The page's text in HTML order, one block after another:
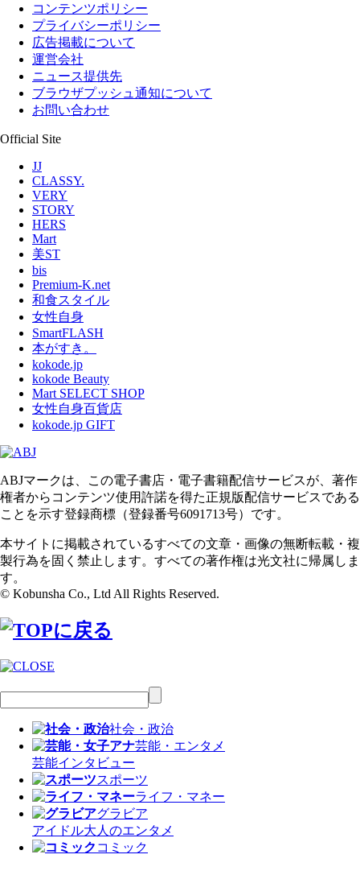
コンテンツポリシー
プライバシーポリシー
広告掲載について
運営会社
ニュース提供先
ブラウザプッシュ通知について
お問い合わせ
Official Site
JJ
CLASSY.
VERY
STORY
HERS
Mart
美ST
bis
Premium-K.net
和食スタイル
女性自身
SmartFLASH
本がすき。
kokode.jp
kokode Beauty
Mart SELECT SHOP
女性自身百貨店
kokode.jp GIFT
ABJマークは、この電子書店・電子書籍配信サービスが、著作
権者からコンテンツ使用許諾を得た正規版配信サービスである
ことを示す登録商標（登録番号6091713号）です。
本サイトに掲載されているすべての文章・画像の無断転載・複
製行為を固く禁止します。すべての著作権は光文社に帰属しま
す。
© Kobunsha Co., Ltd All Rights Reserved.
社会・政治
芸能・エンタメ
芸能インタビュー
スポーツ
ライフ・マネー
グラビア
アイドル大人のエンタメ
コミック